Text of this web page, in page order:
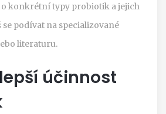
o konkrétní typy probiotik a jejich
podívat na specializované
literaturu.
účinnost